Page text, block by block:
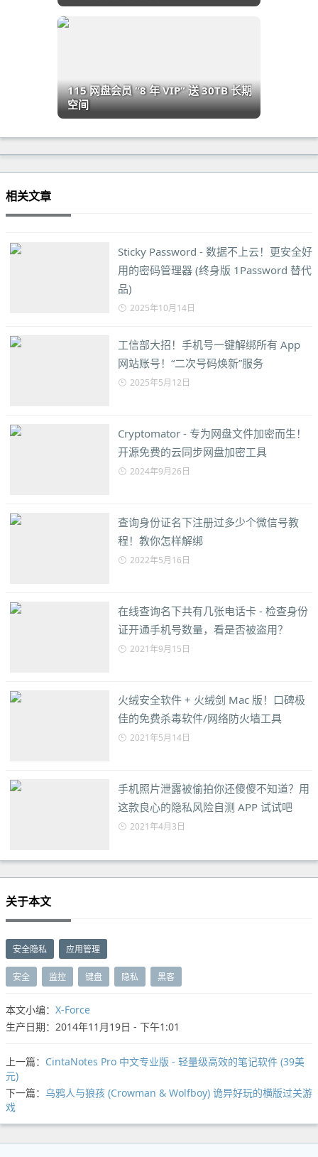
115 网盘会员 “8 年 VIP” 送 30TB 长期
空间
相关文章
Sticky Password - 数据不上云！更安全好
用的密码管理器 (终身版 1Password 替代
品)
2025年10月14日
工信部大招！手机号一键解绑所有 App
网站账号！“二次号码焕新”服务
2025年5月12日
Cryptomator - 专为网盘文件加密而生！
开源免费的云同步网盘加密工具
2024年9月26日
查询身份证名下注册过多少个微信号教
程！教你怎样解绑
2022年5月16日
在线查询名下共有几张电话卡 - 检查身份
证开通手机号数量，看是否被盗用？
2021年9月15日
火绒安全软件 + 火绒剑 Mac 版！口碑极
佳的免费杀毒软件/网络防火墙工具
2021年5月14日
手机照片泄露被偷拍你还傻傻不知道？用
这款良心的隐私风险自测 APP 试试吧
2021年4月3日
关于本文
安全隐私 应用管理
安全 监控 键盘 隐私 黑客
本文小编： X-Force
生产日期：2014年11月19日 - 下午1:01
上一篇： CintaNotes Pro 中文专业版 - 轻量级高效的笔记软件 (39美
元)
下一篇： 乌鸦人与狼孩 (Crowman & Wolfboy) 诡异好玩的横版过关游
戏